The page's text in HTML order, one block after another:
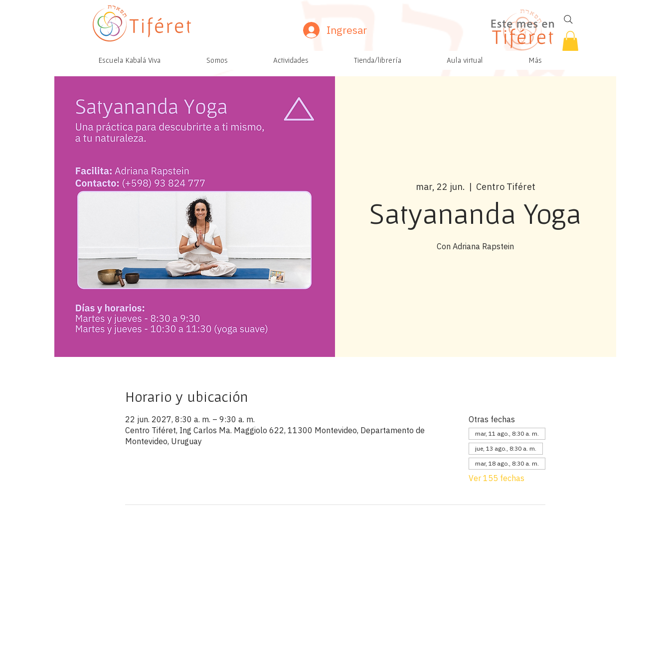
Ingresar
Escuela Kabalá Viva Somos Actividades Tienda/librería Aula virtual Más
mar, 22 jun.
  |
Centro Tiféret
Satyananda Yoga
Con Adriana Rapstein
Horario y ubicación
22 jun. 2027, 8:30 a. m. – 9:30 a. m.
Centro Tiféret, Ing Carlos Ma. Maggiolo 622, 11300 Montevideo, Departamento de
Montevideo, Uruguay
Otras fechas
mar, 11 ago., 8:30 a. m.
jue, 13 ago., 8:30 a. m.
mar, 18 ago., 8:30 a. m.
Ver 155 fechas